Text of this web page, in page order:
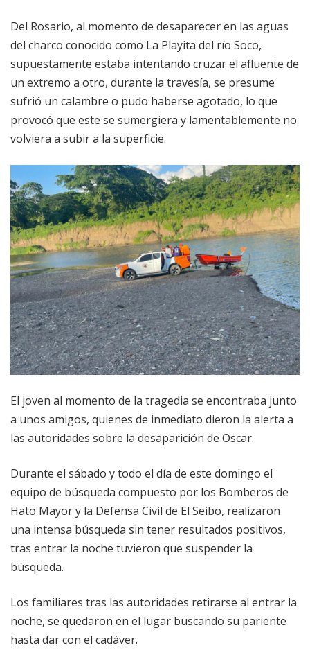
Del Rosario, al momento de desaparecer en las aguas
del charco conocido como La Playita del río Soco,
supuestamente estaba intentando cruzar el afluente de
un extremo a otro, durante la travesía, se presume
sufrió un calambre o pudo haberse agotado, lo que
provocó que este se sumergiera y lamentablemente no
volviera a subir a la superficie.
El joven al momento de la tragedia se encontraba junto
a unos amigos, quienes de inmediato dieron la alerta a
las autoridades sobre la desaparición de Oscar.
Durante el sábado y todo el día de este domingo el
equipo de búsqueda compuesto por los Bomberos de
Hato Mayor y la Defensa Civil de El Seibo, realizaron
una intensa búsqueda sin tener resultados positivos,
tras entrar la noche tuvieron que suspender la
búsqueda.
Los familiares tras las autoridades retirarse al entrar la
noche, se quedaron en el lugar buscando su pariente
hasta dar con el cadáver.